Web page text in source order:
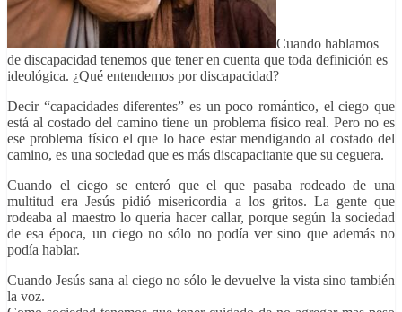
Cuando hablamos
de discapacidad tenemos que tener en cuenta que toda definición es
ideológica. ¿Qué entendemos por discapacidad?
Decir “capacidades diferentes” es un poco romántico, el ciego que
está al costado del camino tiene un problema físico real. Pero no es
ese problema físico el que lo hace estar mendigando al costado del
camino, es una sociedad que es más discapacitante que su ceguera.
Cuando el ciego se enteró que el que pasaba rodeado de una
multitud era Jesús pidió misericordia a los gritos. La gente que
rodeaba al maestro lo quería hacer callar, porque según la sociedad
de esa época, un ciego no sólo no podía ver sino que además no
podía hablar.
Cuando Jesús sana al ciego no sólo le devuelve la vista sino también
la voz.